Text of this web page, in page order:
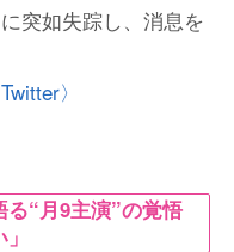
突如失踪し、消息を
Twitter〉
る“月9主演”の覚悟